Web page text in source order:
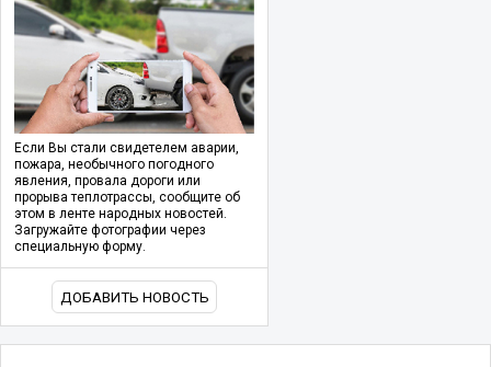
Если Вы стали свидетелем аварии,
пожара, необычного погодного
явления, провала дороги или
прорыва теплотрассы, сообщите об
этом в ленте народных новостей.
Загружайте фотографии через
специальную форму.
ДОБАВИТЬ НОВОСТЬ